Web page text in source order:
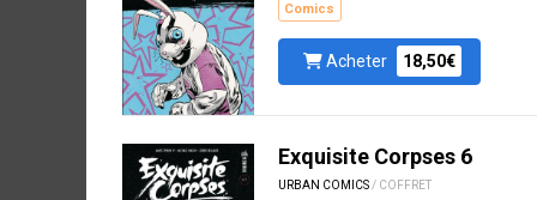
Comics
Acheter 18,50€
Exquisite Corpses 6
URBAN COMICS / COFFRET